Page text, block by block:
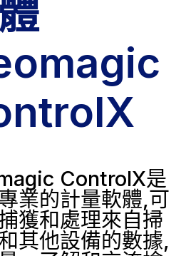
ControlX是
業的計量軟體,可
獲和處理來自掃
其他設備的數據,